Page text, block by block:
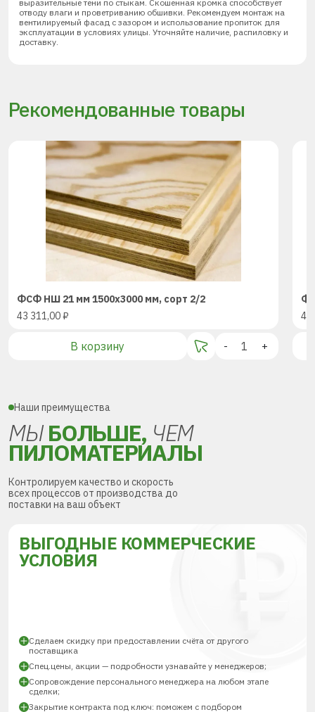
выразительные тени по стыкам. Скошенная кромка способствует
отводу влаги и проветриванию обшивки. Рекомендуем монтаж на
вентилируемый фасад с зазором и использование пропиток для
эксплуатации в условиях улицы. Уточняйте наличие, распиловку и
доставку.
Рекомендованные товары
ФСФ НШ 21 мм 1500х3000 мм, сорт 2/2
43 311,00₽
В корзину - +
43
Наши преимущества
МЫБОЛЬШЕ, ЧЕМ
ПИЛОМАТЕРИАЛЫ
Контролируем качество и скорость
всех процессов от производства до
поставки на ваш объект
ВЫГОДНЫЕ КОММЕРЧЕСКИЕ
УСЛОВИЯ
Сделаем скидку при предоставлении счёта от другого
поставщика
Спец.цены, акции — подробности узнавайте у менеджеров;
Сопровождение персонального менеджера на любом этапе
сделки;
Закрытие контракта под ключ: поможем с подбором